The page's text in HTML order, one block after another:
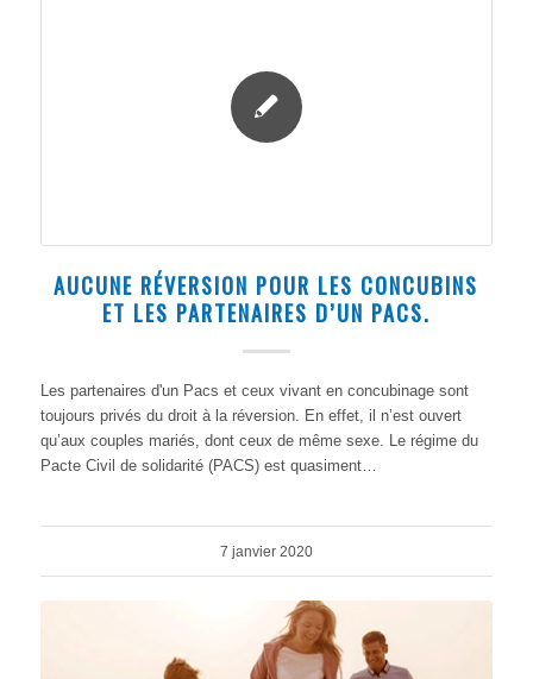
AUCUNE RÉVERSION POUR LES CONCUBINS
ET LES PARTENAIRES D’UN PACS.
Les partenaires d'un Pacs et ceux vivant en concubinage sont
toujours privés du droit à la réversion. En effet, il n’est ouvert
qu’aux couples mariés, dont ceux de même sexe. Le régime du
Pacte Civil de solidarité (PACS) est quasiment…
7 janvier 2020